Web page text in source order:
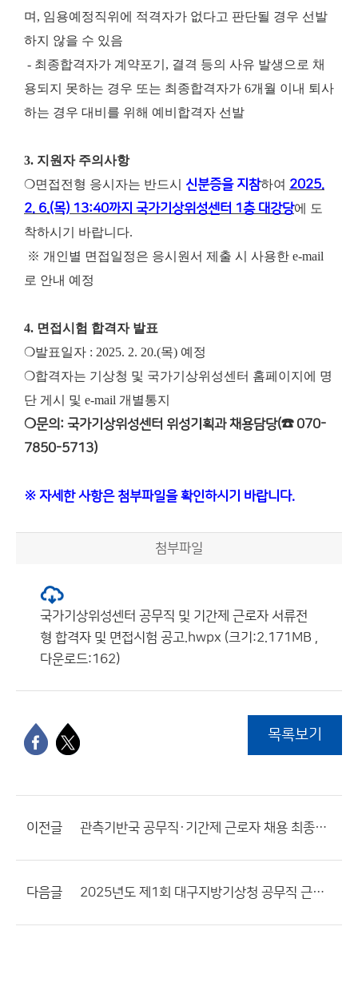
며, 임용예정직위에 적격자가 없다고 판단될 경우 선발
하지 않을 수 있음
- 최종합격자가 계약포기, 결격 등의 사유 발생으로 채
용되지 못하는 경우 또는 최종합격자가 6개월 이내 퇴사
하는 경우 대비를 위해 예비합격자 선발
3. 지원자 주의사항
❍면접전형 응시자는 반드시
신분증을 지참하여 2025.
2. 6.(목) 13:40까지 국가기상위성센터 1층 대강당에 도
착하시기 바랍니다.
※ 개인별 면접일정은 응시원서 제출 시 사용한 e-mail
로 안내 예정
4. 면접시험 합격자 발표
❍발표일자 : 2025. 2. 20.(목) 예정
❍합격자는 기상청 및 국가기상위성센터 홈페이지에 명
단 게시 및 e-mail 개별통지
❍문의: 국가기상위성센터 위성기획과 채용담당(☎ 070-
7850-5713)
※ 자세한 사항은 첨부파일을 확인하시기 바랍니다.
첨부파일
국가기상위성센터 공무직 및 기간제 근로자 서류전
형 합격자 및 면접시험 공고.hwpx (크기:2.171MB ,
다운로드:162)
목록보기
이전글 관측기반국 공무직·기간제 근로자 채용 최종합격자 공고
다음글 2025년도 제1회 대구지방기상청 공무직 근로자(조리원) 채용 공고